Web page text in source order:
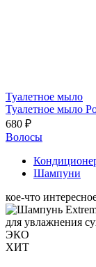
Туалетное мыло
Туалетное мыло
680 ₽
Волосы
Шампуни
кое-что
ЭКО
ХИТ